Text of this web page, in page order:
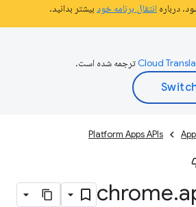
انتقال برنامه خود بیشتر بدانید.
ترجمه شده است.
Platform Apps APIs
chrome.